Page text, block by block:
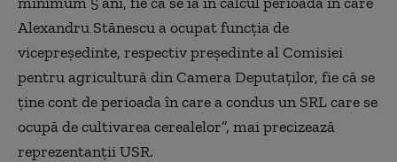
Alexandru Stănescu a ocupat funcția de
vicepreședinte, respectiv președinte al Comisiei
pentru agricultură din Camera Deputaților, fie că se
ține cont de perioada în care a condus un SRL care se
ocupă de cultivarea cerealelor”, mai precizează
reprezentanții USR.